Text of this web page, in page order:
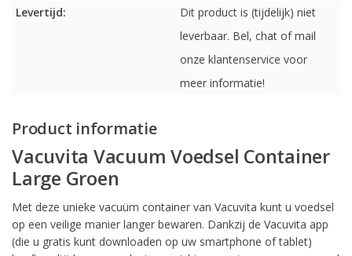
Levertijd:
Dit product is (tijdelijk) niet
leverbaar. Bel, chat of mail
onze klantenservice voor
meer informatie!
Product informatie
Vacuvita Vacuum Voedsel Container
Large Groen
Met deze unieke vacuüm container van Vacuvita kunt u voedsel
op een veilige manier langer bewaren. Dankzij de Vacuvita app
(die u gratis kunt downloaden op uw smartphone of tablet)